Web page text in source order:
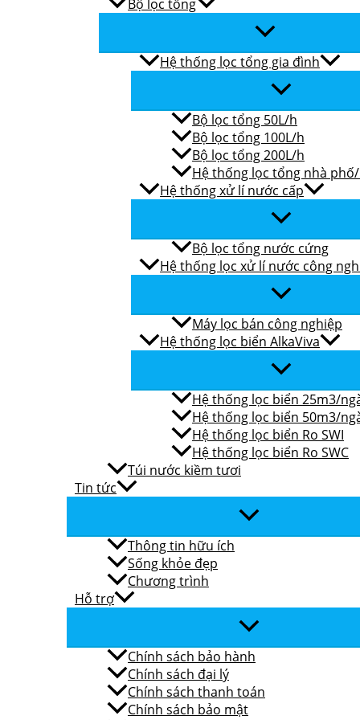
Bộ lọc tổng
Hệ thống lọc tổng gia đình
Bộ lọc tổng 50L/h
Bộ lọc tổng 100L/h
Bộ lọc tổng 200L/h
Hệ thống lọc tổng nhà
Hệ thống xử lí nước cấp
Bộ lọc tổng nước cứng
Hệ thống lọc xử lí nước công
Máy lọc bán công nghiệp
Hệ thống lọc biển AlkaViva
Hệ thống lọc biển 25m3/
Hệ thống lọc biển 50m3/
Hệ thống lọc biển Ro SWI
Hệ thống lọc biển Ro SWC
Túi nước kiềm tươi
Tin tức
Thông tin hữu ích
Sống khỏe đẹp
Chương trình
Hỗ trợ
Chính sách bảo hành
Chính sách đại lý
Chính sách thanh toán
Chính sách bảo mật